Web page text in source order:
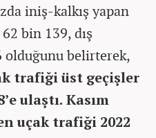
iniş-kalkış yapan
bin 139, dış
olduğunu belirterek,
trafiği üst geçişler
ulaştı. Kasım
uçak trafiği 2022